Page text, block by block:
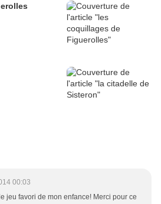
00:03
jeu favori de mon enfance! Merci pour ce